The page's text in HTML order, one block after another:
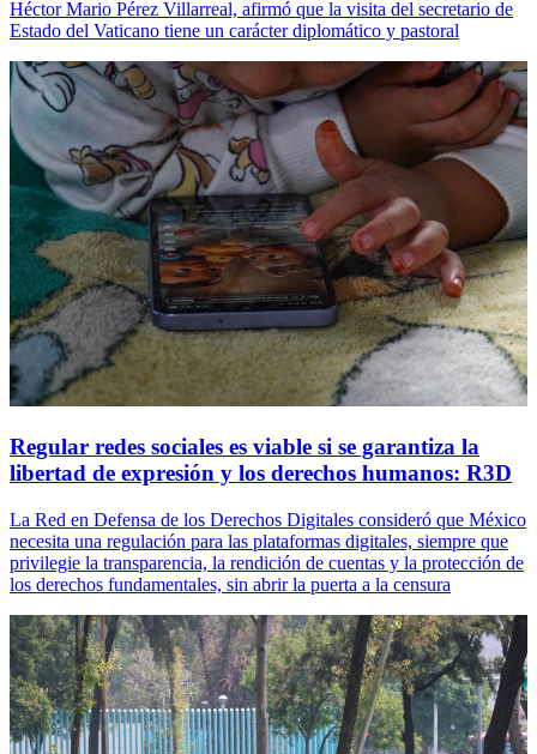
Héctor Mario Pérez Villarreal, afirmó que la visita del secretario de
Estado del Vaticano tiene un carácter diplomático y pastoral
Regular redes sociales es viable si se garantiza la
libertad de expresión y los derechos humanos: R3D
La Red en Defensa de los Derechos Digitales consideró que México
necesita una regulación para las plataformas digitales, siempre que
privilegie la transparencia, la rendición de cuentas y la protección de
los derechos fundamentales, sin abrir la puerta a la censura